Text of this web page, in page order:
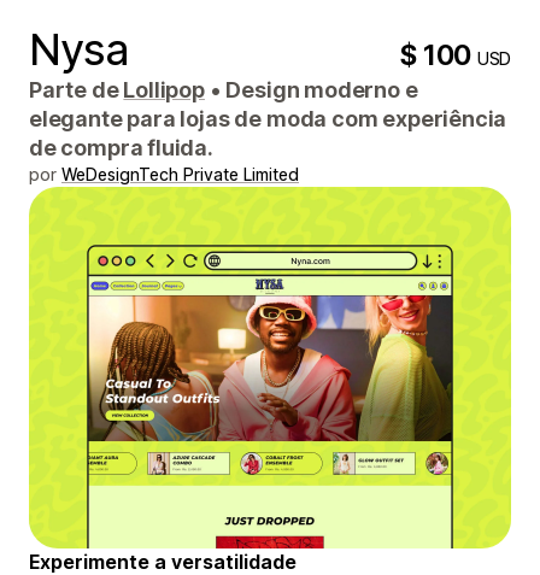
Nysa $ 100USD
Parte deLollipop • Design moderno e
elegante para lojas de moda com experiência
de compra fluida.
por WeDesignTech Private Limited
Experimente a versatilidade